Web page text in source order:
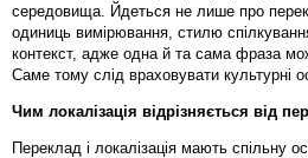
середовища. Йдеться не лише про
одиниць вимірювання, стилю
контекст, адже одна й та сама фраза
Саме тому слід враховувати культурні
Чим локалізація відрізняється від
Переклад і локалізація мають спільну